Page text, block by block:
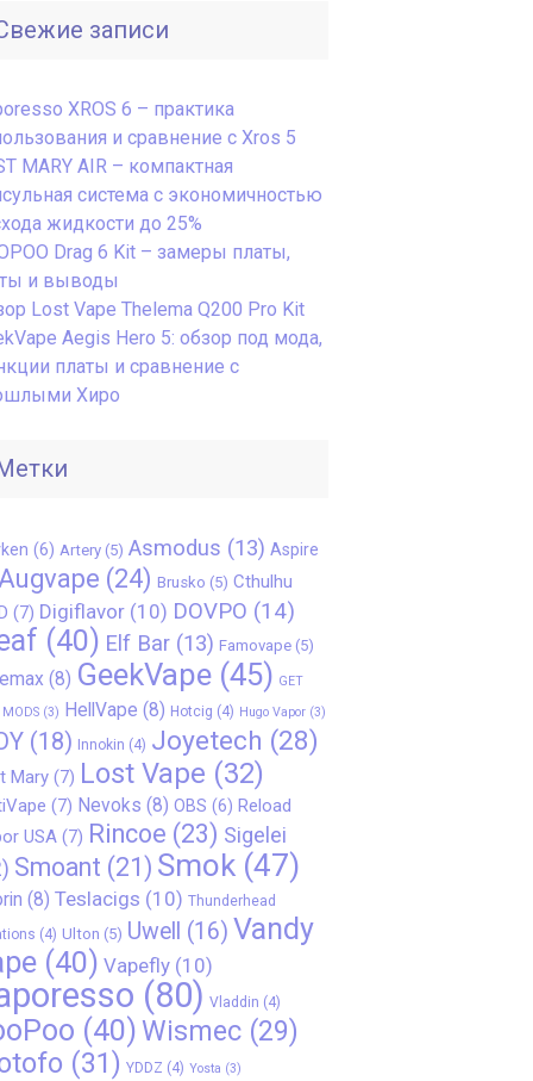
записи
XROS 6 – практика
и сравнение с Xros 5
MARY AIR – компактная
система с экономичностью
жидкости до 25%
Drag 6 Kit – замеры платы,
и выводы
Lost Vape Thelema Q200 Pro Kit
Aegis Hero 5: обзор под мода,
платы и сравнение с
Хиро
(6) Artery (5) Asmodus (13) Aspire
(24) Brusko (5) Cthulhu
(7) Digiflavor (10) DOVPO (14)
(40) Elf Bar (13) Famovape (5)
(8) GeekVape (45) GET
(3) HellVape (8) Hotcig (4) Hugo Vapor (3)
(18) Innokin (4) Joyetech (28)
Mary (7) Lost Vape (32)
(7) Nevoks (8) OBS (6) Reload
USA (7) Rincoe (23) Sigelei
Smoant (21) Smok (47)
(8) Teslacigs (10) Thunderhead
(4) Ulton (5) Uwell (16) Vandy
(40) Vapefly (10)
(80) Vladdin (4)
(40) Wismec (29)
(31) YDDZ (4) Yosta (3)